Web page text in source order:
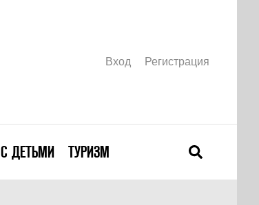
Вход Регистрация
С ДЕТЬМИ ТУРИЗМ